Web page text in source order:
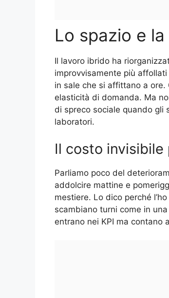
Lo spazio e
Il lavoro ibrido ha
improvvisamente più
in sale che si affittano a ore.
elasticità di domanda. Ma
di spreco sociale quando gli
laboratori.
Il costo
Parliamo poco del
addolcire mattine e
mestiere. Lo dico perché
scambiano turni come in
entrano nei KPI ma contano